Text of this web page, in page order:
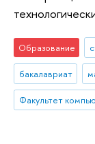
Образование
бакалавриат
Факультет